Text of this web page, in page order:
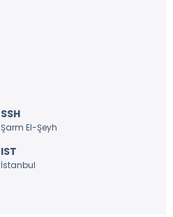
SSH
Şarm El-Şeyh
IST
İstanbul